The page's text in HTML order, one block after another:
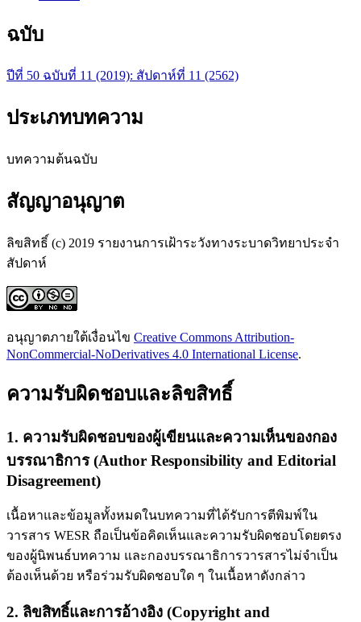
ฉบับ
ปีที่ 50 ฉบับที่ 11 (2019): สัปดาห์ที่ 11 (2562)
ประเภทบทความ
บทความต้นฉบับ
สัญญาอนุญาต
ลิขสิทธิ์ (c) 2019 รายงานการเฝ้าระวังทางระบาดวิทยาประจำ
สัปดาห์
อนุญาตภายใต้เงื่อนไข Creative Commons Attribution-
NonCommercial-NoDerivatives 4.0 International License.
ความรับผิดชอบและลิขสิทธิ์
1. ความรับผิดชอบของผู้เขียนและความเห็นของกอง
บรรณาธิการ (Author Responsibility and Editorial
Disagreement)
เนื้อหาและข้อมูลทั้งหมดในบทความที่ได้รับการตีพิมพ์ใน
วารสาร WESR ถือเป็นข้อคิดเห็นและความรับผิดชอบโดยตรง
ของผู้นิพนธ์บทความ และกองบรรณาธิการวารสารไม่จำเป็น
ต้องเห็นด้วย หรือร่วมรับผิดชอบใด ๆ ในเนื้อหาดังกล่าว
2. ลิขสิทธิ์และการอ้างอิง (Copyright and